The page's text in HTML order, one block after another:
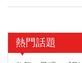
熱門話題